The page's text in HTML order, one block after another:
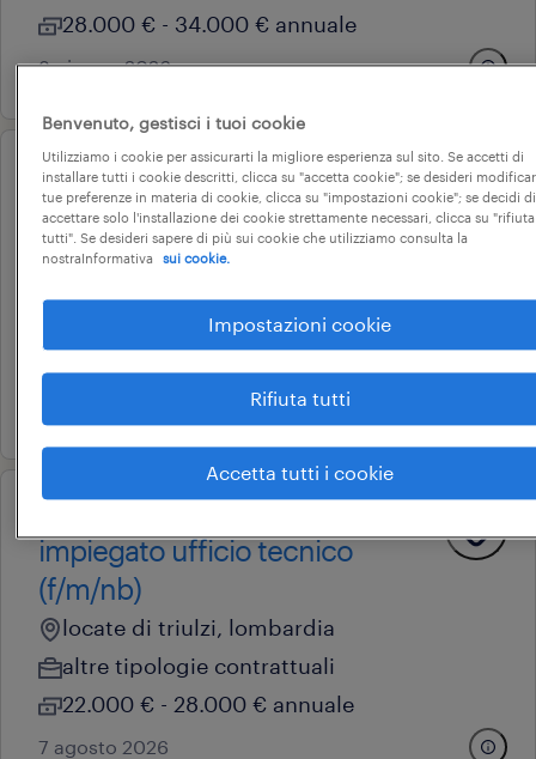
28.000 € - 34.000 € annuale
8 giugno 2026
professional
industrialization engineer -
tecnico di commessa junior
tempo indeterminato
impiegato ufficio tecnico
(f/m/nb)
locate di triulzi, lombardia
altre tipologie contrattuali
22.000 € - 28.000 € annuale
7 agosto 2026
Benvenuto, gestisci i tuoi cookie
Utilizziamo i cookie per assicurarti la migliore esperienza sul sito. Se accetti di
installare tutti i cookie descritti, clicca su "accetta cookie"; se desideri
tue preferenze in materia di cookie, clicca su "impostazioni cookie"; se decidi di
accettare solo l'installazione dei cookie strettamente necessari, clicca su "rifiuta
tutti". Se desideri sapere di più sui cookie che utilizziamo consulta la
nostraInformativa
sui cookie.
Impostazioni cookie
Rifiuta tutti
Accetta tutti i cookie